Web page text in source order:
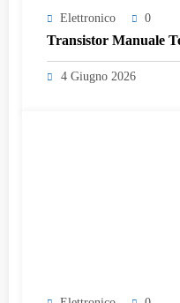
Elettronico 0
Transistor Manuale
4 Giugno 2026